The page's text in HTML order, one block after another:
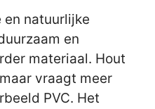
en natuurlijke
en
materiaal. Hout
vraagt meer
PVC. Het